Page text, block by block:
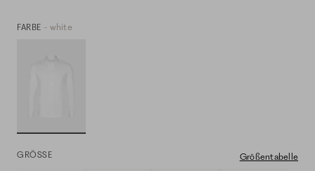
FARBE - white
GRÖSSE Größentabelle